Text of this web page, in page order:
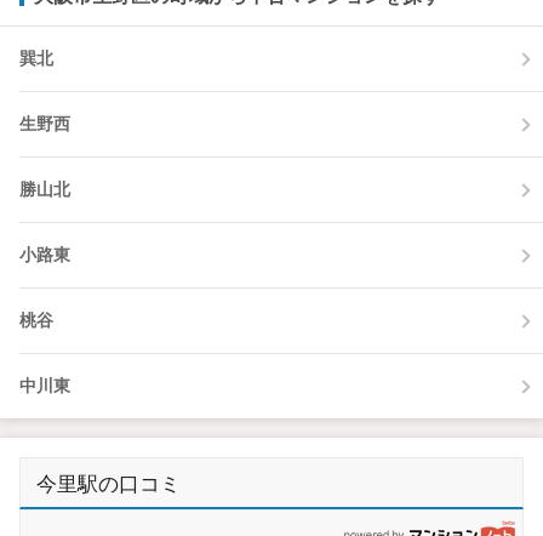
巽北
生野西
勝山北
小路東
桃谷
中川東
今里駅の口コミ